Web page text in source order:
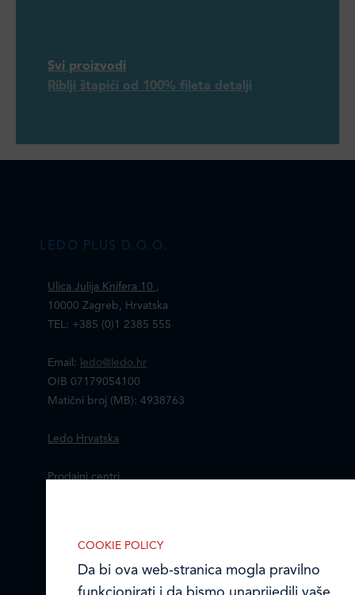
Svi proizvodi
Riblji štapići od 100% fileta detalji
LEDO PLUS D.O.O.
Ulica Julija Knifera 10 ,
10000 Zagreb, Hrvatska
TEL: +385 (0)1 2385 555
Email:
ledo@ledo.hr
OIB 07179054100
Matični broj (MB): 4938763
Ledo Hrvatska
Prodajni centri
Obavijest o Privatnosti i Kolačići
COOKIE POLICY
Da bi ova web-stranica mogla pravilno
reklamnih kolačića opisanih u nastavku: